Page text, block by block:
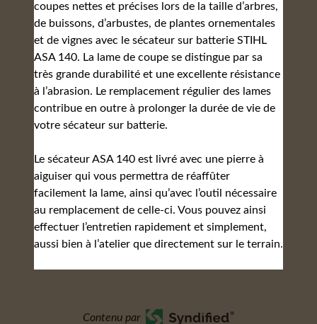
coupes nettes et précises lors de la taille d’arbres,
de buissons, d’arbustes, de plantes ornementales
et de vignes avec le sécateur sur batterie STIHL
ASA 140. La lame de coupe se distingue par sa
très grande durabilité et une excellente résistance
à l’abrasion. Le remplacement régulier des lames
contribue en outre à prolonger la durée de vie de
votre sécateur sur batterie.
Le sécateur ASA 140 est livré avec une pierre à
aiguiser qui vous permettra de réaffûter
facilement la lame, ainsi qu’avec l’outil nécessaire
au remplacement de celle-ci. Vous pouvez ainsi
effectuer l’entretien rapidement et simplement,
aussi bien à l’atelier que directement sur le terrain.
Contenu par